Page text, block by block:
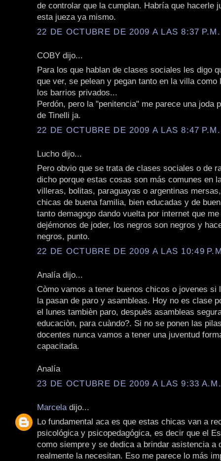
de controlar que la cumplan. Habría que hacerle
esta jueza ya mismo.
22 DE OCTUBRE DE 2009 A LAS 8:37 P.M.
COBY dijo...
Para los que hablan de clases sociales les digo
que ver, se pelean y pegan tanto en la villa como
los barrios privados...
Perdón, pero la "penitencia" me parece una joda
de Tinelli ja.
22 DE OCTUBRE DE 2009 A LAS 8:47 P.M.
Lucho dijo...
Pero obvio que se trata de clases sociales o de
dicho porque estas cosas son más comunes en
villeras, bolitas, paraguayas o argentinas
chicas de buena familia, bien educadas y de
tanto demagogo dando vuelta por internet que
dejémonos de joder, los negros son negros y
negros, punto.
22 DE OCTUBRE DE 2009 A LAS 10:49
Analía dijo...
Còmo vamos a tener buenos chicos o jovenes si
la pasan de paro y asambleas. Hoy no es clase
el lunes tambièn paro, despuès asambleas
educaciòn, para cuàndo?. Si no se ponen las
docentes nunca vamos a tener una juventud
capacitada.
Analía
23 DE OCTUBRE DE 2009 A LAS 9:33
Marcela dijo...
Lo fundamental aca es que estas chicas van a
psicológica y psicopedagógica, es decir que el
como siempre y se dedica a brindar asistencia a
realmente la necesitan. Eso me parece lo más